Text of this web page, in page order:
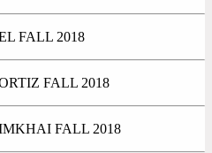
FALL 2018
FALL 2018
FALL 2018